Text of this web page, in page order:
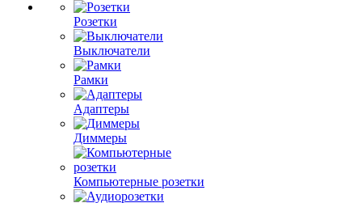
Розетки
Выключатели
Рамки
Адаптеры
Диммеры
Компьютерные розетки